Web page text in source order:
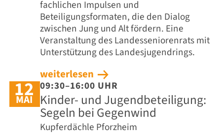
fachlichen Impulsen und
Beteiligungsformaten, die den Dialog
zwischen Jung und Alt fördern. Eine
Veranstaltung des Landesseniorenrats mit
Unterstützung des Landesjugendrings.
weiterlesen
12
MAI
09:30–16:00 UHR
Kinder- und Jugendbeteiligung:
Segeln bei Gegenwind
Kupferdächle Pforzheim